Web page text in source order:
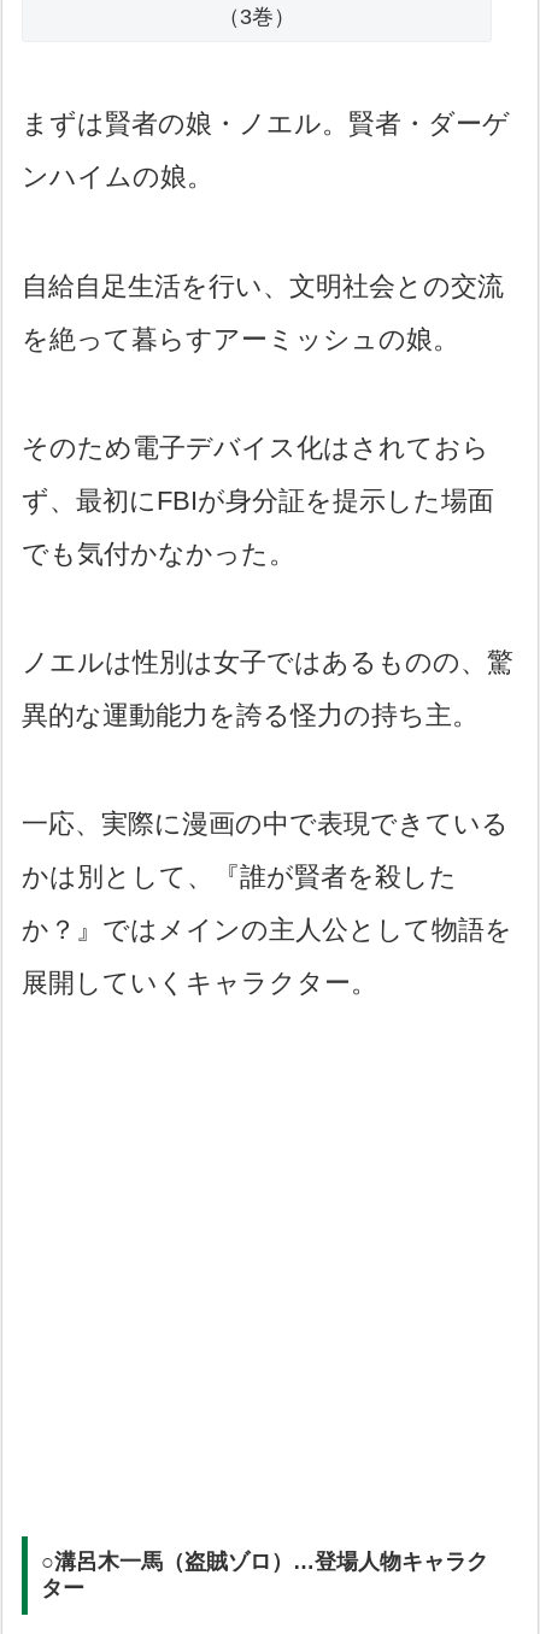
（3巻）
まずは賢者の娘・ノエル。賢者・ダーゲ
ンハイムの娘。
自給自足生活を行い、文明社会との交流
を絶って暮らすアーミッシュの娘。
そのため電子デバイス化はされておら
ず、最初にFBIが身分証を提示した場面
でも気付かなかった。
ノエルは性別は女子ではあるものの、驚
異的な運動能力を誇る怪力の持ち主。
一応、実際に漫画の中で表現できている
かは別として、『誰が賢者を殺した
か？』ではメインの主人公として物語を
展開していくキャラクター。
○溝呂木一馬（盗賊ゾロ）…登場人物キャラク
ター